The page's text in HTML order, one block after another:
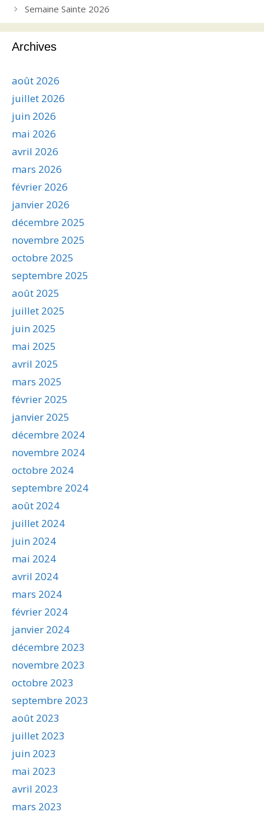
Semaine Sainte 2026
Archives
août 2026
juillet 2026
juin 2026
mai 2026
avril 2026
mars 2026
février 2026
janvier 2026
décembre 2025
novembre 2025
octobre 2025
septembre 2025
août 2025
juillet 2025
juin 2025
mai 2025
avril 2025
mars 2025
février 2025
janvier 2025
décembre 2024
novembre 2024
octobre 2024
septembre 2024
août 2024
juillet 2024
juin 2024
mai 2024
avril 2024
mars 2024
février 2024
janvier 2024
décembre 2023
novembre 2023
octobre 2023
septembre 2023
août 2023
juillet 2023
juin 2023
mai 2023
avril 2023
mars 2023